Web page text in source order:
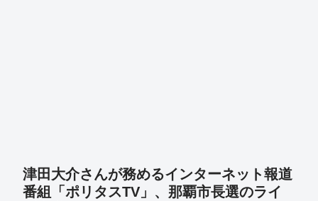
津田大介さんが務めるインターネット報道
番組「ポリタスTV」、那覇市長選のライ